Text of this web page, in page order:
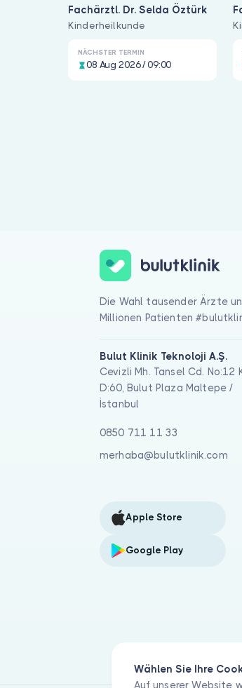
Fachärztl. Dr. Selda Öztürk
Kinderheilkunde
NÄCHSTER TERMIN
08 Aug 2026 / 09:00
Wählen Sie Ihre
Auf unserer Website
Die Wahl tausender Ärzte
Millionen Patienten
Bulut Klinik Teknoloji A.Ş.
Cevizli Mh. Tansel Cd. No:12
D:60, Bulut Plaza Maltepe /
İstanbul
0850 711 11 33
merhaba@bulutklinik.com
Apple Store
Google Play